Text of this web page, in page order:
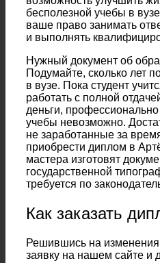
бесполезной учебы в
ваше право занимать
и выполнять
Нужный документ об
Подумайте, сколько лет
в вузе. Пока студент
работать с полной
деньги,
учебы невозможно.
не заработанные за
приобрести диплом в
мастера изготовят
государственной
требуется по
Как заказать
Решившись на изменения
заявку на нашем сайте и